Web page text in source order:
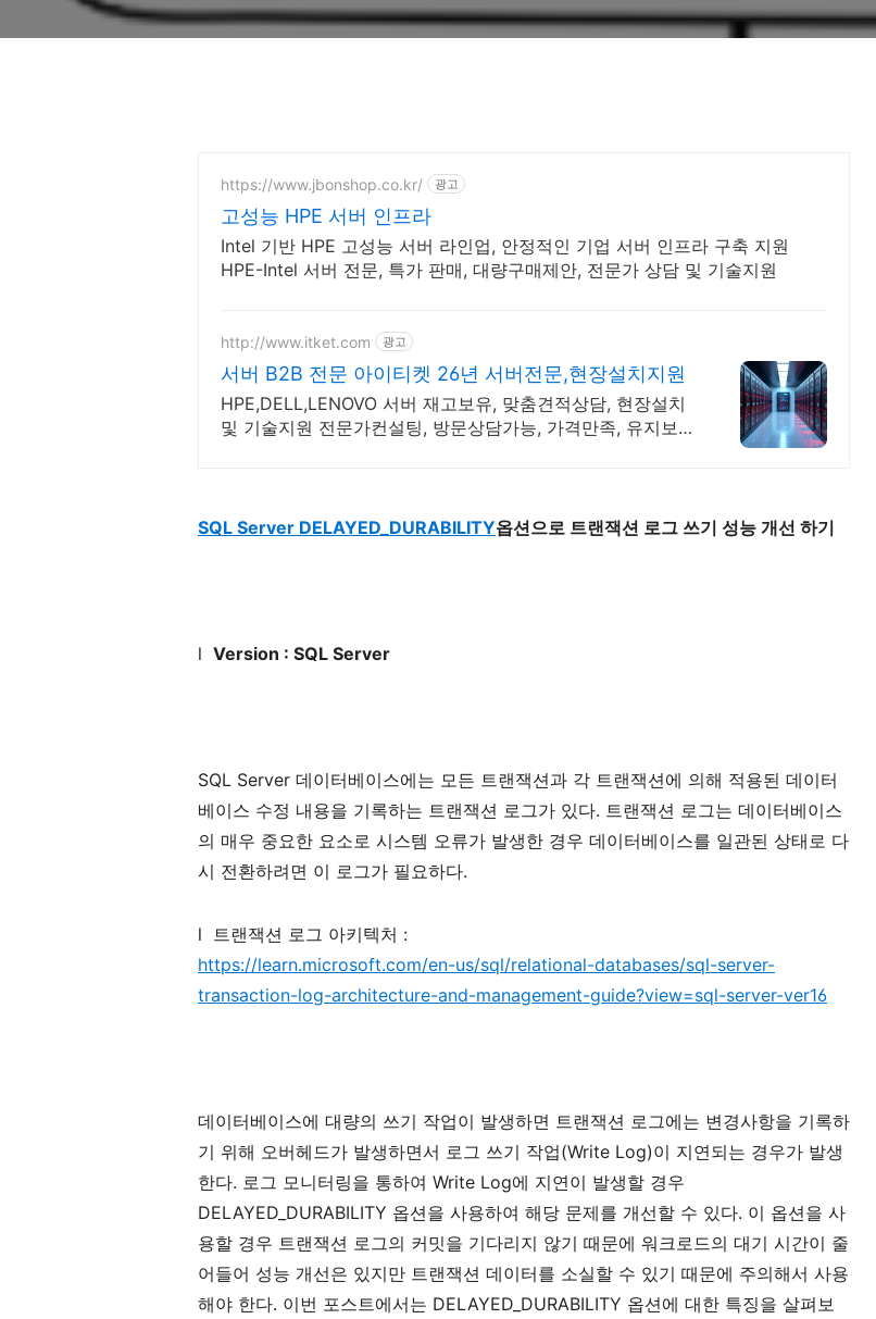
https://www.jbonshop.co.kr/ 광고
고성능 HPE 서버 인프라
Intel 기반 HPE 고성능 서버 라인업, 안정적인 기업 서버 인프라 구축 지원
HPE-Intel 서버 전문, 특가 판매, 대량구매제안, 전문가 상담 및 기술지원
http://www.itket.com 광고
서버 B2B 전문 아이티켓 26년 서버전문,현장설치지원
HPE,DELL,LENOVO 서버 재고보유, 맞춤견적상담, 현장설치
및 기술지원 전문가컨설팅, 방문상담가능, 가격만족, 유지보
SQL Server DELAYED_DURABILITY옵션으로 트랜잭션 로그 쓰기 성능 개선 하기
l Version : SQL Server
SQL Server 데이터베이스에는 모든 트랜잭션과 각 트랜잭션에 의해 적용된 데이터
베이스 수정 내용을 기록하는 트랜잭션 로그가 있다. 트랜잭션 로그는 데이터베이스
의 매우 중요한 요소로 시스템 오류가 발생한 경우 데이터베이스를 일관된 상태로 다
시 전환하려면 이 로그가 필요하다.
l 트랜잭션 로그 아키텍처 :
https://learn.microsoft.com/en-us/sql/relational-databases/sql-server-
transaction-log-architecture-and-management-guide?view=sql-server-ver16
데이터베이스에 대량의 쓰기 작업이 발생하면 트랜잭션 로그에는 변경사항을 기록하
기 위해 오버헤드가 발생하면서 로그 쓰기 작업(Write Log)이 지연되는 경우가 발생
한다. 로그 모니터링을 통하여 Write Log에 지연이 발생할 경우
DELAYED_DURABILITY 옵션을 사용하여 해당 문제를 개선할 수 있다. 이 옵션을 사
용할 경우 트랜잭션 로그의 커밋을 기다리지 않기 때문에 워크로드의 대기 시간이 줄
어들어 성능 개선은 있지만 트랜잭션 데이터를 소실할 수 있기 때문에 주의해서 사용
해야 한다. 이번 포스트에서는 DELAYED_DURABILITY 옵션에 대한 특징을 살펴보